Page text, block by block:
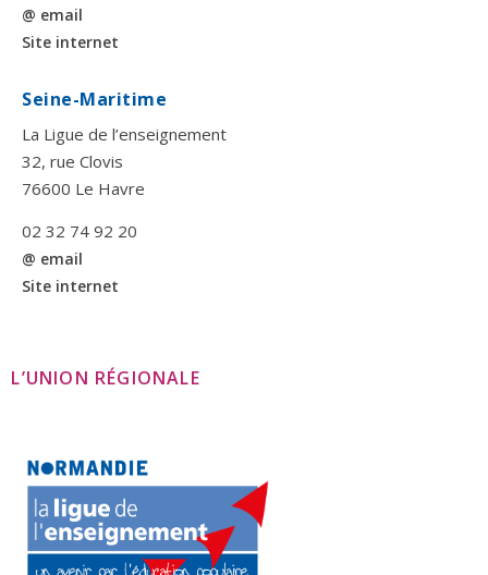
@ email
Site internet
Seine-Maritime
La Ligue de l’enseignement
32, rue Clovis
76600 Le Havre
02 32 74 92 20
@ email
Site internet
L’UNION RÉGIONALE